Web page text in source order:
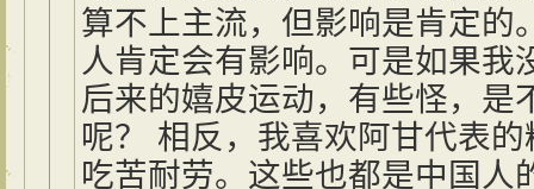
算不上主流，但影响是肯定的
人肯定会有影响。可是如果我
后来的嬉皮运动，有些怪，是
呢？ 相反，我喜欢阿甘代表
吃苦耐劳。这些也都是中国人